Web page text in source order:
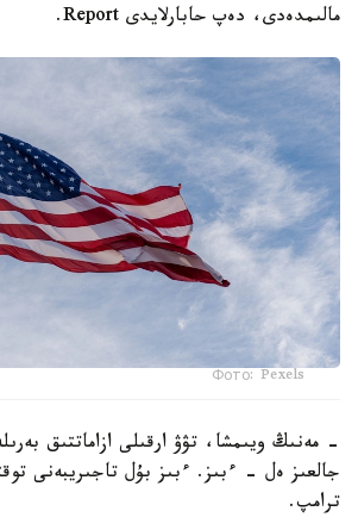
مالىمدەدى، دەپ حابارلايدى Report.
Фото: Pexels
- مەنىڭ ويىمشا، تۋۋ ارقىلى ازاماتتىق
جالعىز ەل - ءبىز. ءبىز بۇل تاجىريبەنى
ترامپ.